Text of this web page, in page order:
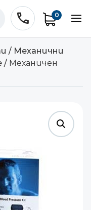
phone 0
/ Механични
/ Механичен